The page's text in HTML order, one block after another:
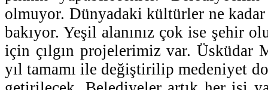
olmuyor. Dünyadaki kültürler ne
bakıyor. Yeşil alanınız çok ise şehir
için çılgın projelerimiz var. Üsküdar
yıl tamamı ile değiştirilip medeniyet